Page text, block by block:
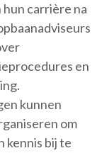
carrière na
en
kunnen
om
kennis bij te